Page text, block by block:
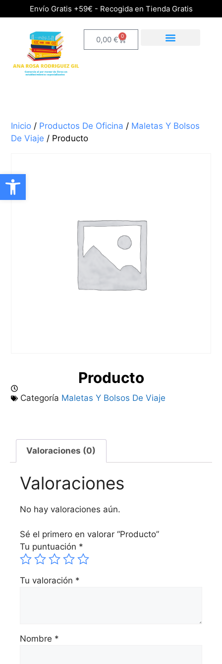
Abrir barra de herramientas
Envío Gratis +59€ - Recogida en Tienda Gratis
0,00 € 0
Producto
Categoría Maletas Y Bolsos De Viaje
Inicio / Productos De Oficina / Maletas Y Bolsos
De Viaje / Producto
Valoraciones (0)
Valoraciones
No hay valoraciones aún.
Sé el primero en valorar “Producto”
Tu puntuación *
Tu valoración *
Nombre *